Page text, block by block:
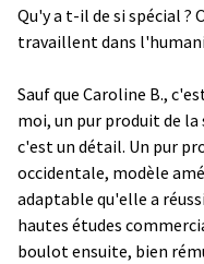
Qu'y a t-il de si spécial ?
travaillent dans
Sauf que Caroline B.,
moi, un pur produit de la
c'est un détail. Un pur
occidentale, modèle
adaptable qu'elle a
hautes études
boulot ensuite, bien